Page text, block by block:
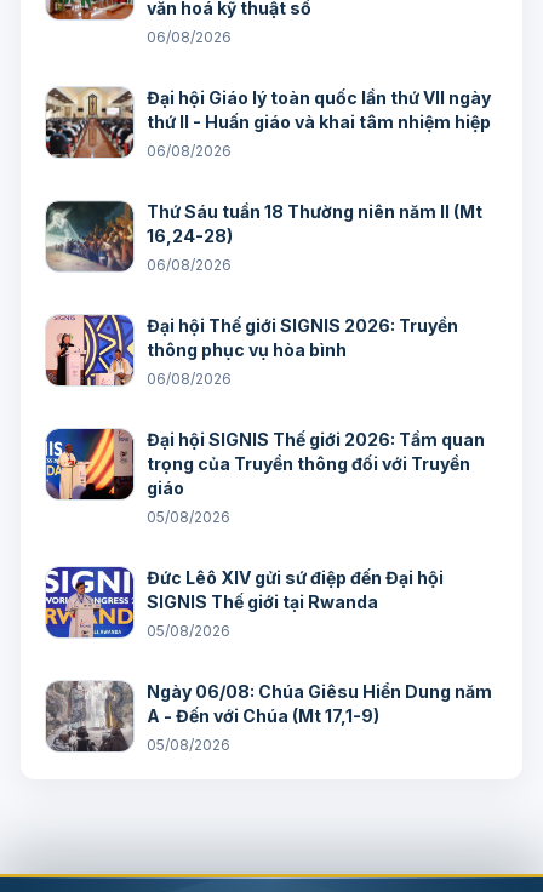
văn hoá kỹ thuật số
06/08/2026
Đại hội Giáo lý toàn quốc lần thứ VII ngày
thứ II - Huấn giáo và khai tâm nhiệm hiệp
06/08/2026
Thứ Sáu tuần 18 Thường niên năm II (Mt
16,24-28)
06/08/2026
Đại hội Thế giới SIGNIS 2026: Truyền
thông phục vụ hòa bình
06/08/2026
Đại hội SIGNIS Thế giới 2026: Tầm quan
trọng của Truyền thông đối với Truyền
giáo
05/08/2026
Đức Lêô XIV gửi sứ điệp đến Đại hội
SIGNIS Thế giới tại Rwanda
05/08/2026
Ngày 06/08: Chúa Giêsu Hiển Dung năm
A - Đến với Chúa (Mt 17,1-9)
05/08/2026